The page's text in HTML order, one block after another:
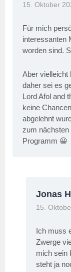
15. Oktober
Für mich
interessanten
worden sind.
Aber vielleicht
daher sei es
Lord Afol and
keine
abgelehnt
zum
Programm 😀
Jonas
15.
Ich muss
Zwerge
mich sein
steht ja